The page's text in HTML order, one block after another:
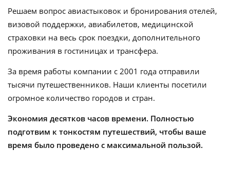
Решаем вопрос авиастыковок и бронирования отелей,
визовой поддержки, авиабилетов, медицинской
страховки на весь срок поездки, дополнительного
проживания в гостиницах и трансфера.
За время работы компании с 2001 года отправили
тысячи путешественников. Наши клиенты посетили
огромное количество городов и стран.
Экономия десятков часов времени. Полностью
подготвим к тонкостям путешествий, чтобы ваше
время было проведено с максимальной пользой.